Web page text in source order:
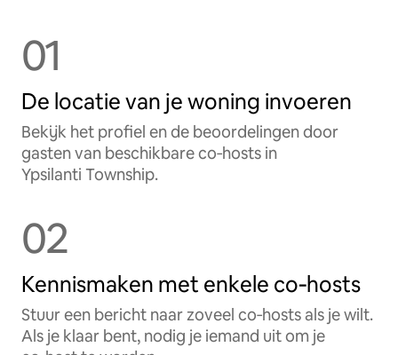
01
De locatie van je woning invoeren
Bekijk het profiel en de beoordelingen door
gasten van beschikbare co‑hosts in
Ypsilanti Township.
02
Kennismaken met enkele co‑hosts
Stuur een bericht naar zoveel co‑hosts als je wilt.
Als je klaar bent, nodig je iemand uit om je